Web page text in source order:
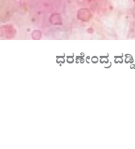
ಧರಣೇಂದ್ರ ದಡ್ಡಿ